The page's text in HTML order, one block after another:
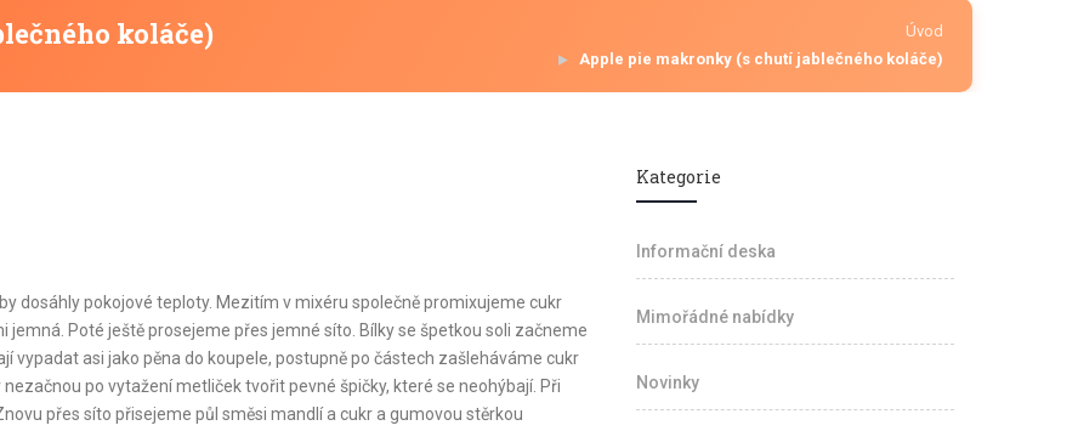
koláče)
Úvod
Apple pie makronky (s chutí jablečného koláče)
dosáhly pokojové teploty. Mezitím v mixéru společně promixujeme cukr
Poté ještě prosejeme přes jemné síto. Bílky se špetkou soli začneme
vypadat asi jako pěna do koupele, postupně po částech zašleháváme cukr
po vytažení metliček tvořit pevné špičky, které se neohýbají. Při
přes síto přisejeme půl směsi mandlí a cukr a gumovou stěrkou
Kategorie
Informační deska
Mimořádné nabídky
Novinky